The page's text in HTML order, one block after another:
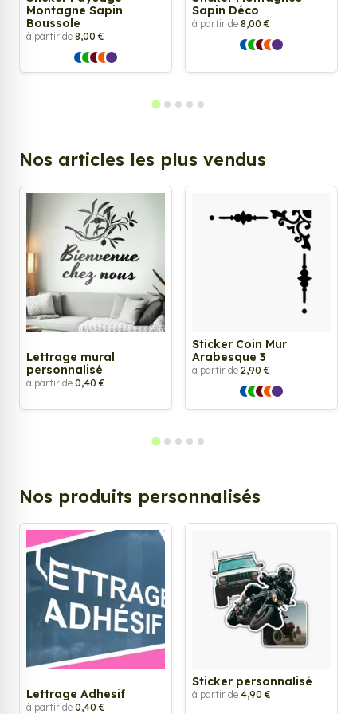
Montagne Sapin
Boussole
à partir de 8,00 €
Sapin Déco
à partir de 8,00 €
Nos articles les plus vendus
Lettrage mural
personnalisé
à partir de 0,40 €
Sticker Coin Mur
Arabesque 3
à partir de 2,90 €
Nos produits personnalisés
Lettrage Adhesif
à partir de 0,40 €
Sticker personnalisé
à partir de 4,90 €